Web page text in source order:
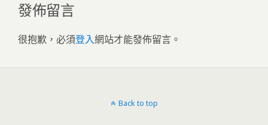
發佈留言
很抱歉，必須登入網站才能發佈留言。
Back to top